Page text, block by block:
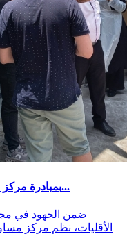
بمبادرة مركز مساواة| صحافيون روس في زيارة لباقة...
ضمن الجهود في
الأقليات، نظم مركز